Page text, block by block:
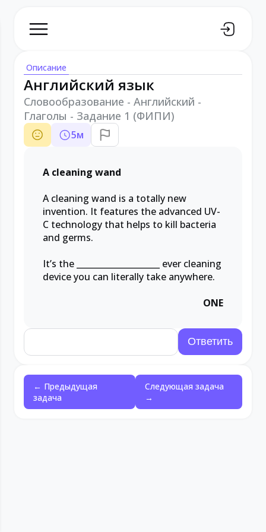
Описание
Английский язык
Словообразование - Английский -
Глаголы - Задание 1 (ФИПИ)
5м
A cleaning wand
A cleaning wand is a totally new
invention. It features the advanced UV-
C technology that helps to kill bacteria
and germs.
It’s the
ever cleaning
device you can literally take anywhere.
ONE
← Предыдущая
задача
Следующая задача
→